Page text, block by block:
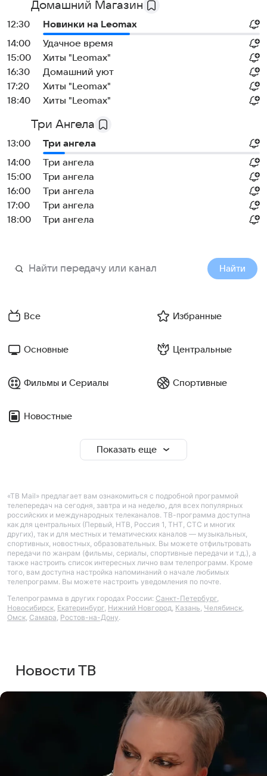
Домашний Магазин
12:30
Новинки на Leomax
14:00
Удачное время
15:00
Хиты "Leomax"
16:30
Домашний уют
17:20
Хиты "Leomax"
18:40
Хиты "Leomax"
Три Ангела
13:00
Три ангела
14:00
Три ангела
15:00
Три ангела
16:00
Три ангела
17:00
Три ангела
18:00
Три ангела
Найти
Все Избранные
Основные Центральные
Фильмы и Сериалы Спортивные
Новостные
Показать еще
«ТВ Mail» предлагает вам ознакомиться с подробной программой
телепередач на сегодня, завтра и на неделю, для всех популярных
российских и международных телеканалов. ТВ-программа доступна
как для центральных (Первый, НТВ, Россия 1, ТНТ, СТС и многих
других), так и для местных и тематических каналов — музыкальных,
спортивных, новостных, образовательных. Вы можете отфильтровать
передачи по жанрам (фильмы, сериалы, спортивные передачи и т.д.), а
также настроить список интересных лично вам телепрограмм. Кроме
того, вам доступна настройка напоминаний о начале любимых
телепрограмм. Вы можете настроить уведомления по почте.
Телепрограмма в других городах России: Санкт-Петербург,
Новосибирск, Екатеринбург, Нижний Новгород, Казань, Челябинск,
Омск, Самара, Ростов-на-Дону.
Новости ТВ